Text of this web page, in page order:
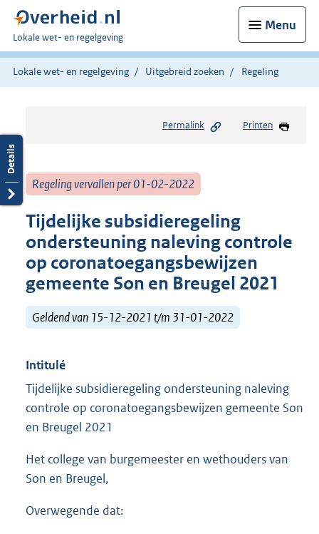
Menu
U
bent
hier:
Lokale wet- en regelgeving
Lokale wet- en regelgeving Uitgebreid zoeken Regeling
Permalink Printen
Regeling vervallen per 01-02-2022
Tijdelijke subsidieregeling
ondersteuning naleving controle
op coronatoegangsbewijzen
gemeente Son en Breugel 2021
Geldend van 15-12-2021 t/m 31-01-2022
Intitulé
Tijdelijke subsidieregeling ondersteuning naleving
controle op coronatoegangsbewijzen gemeente Son
en Breugel 2021
Het college van burgemeester en wethouders van
Son en Breugel,
Overwegende dat: